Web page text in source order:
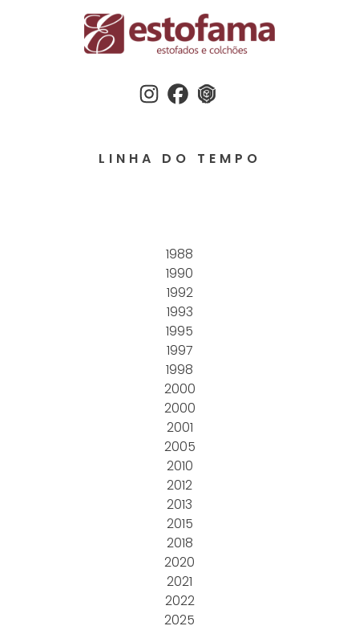
LINHA DO TEMPO
1988
1990
1992
1993
1995
1997
1998
2000
2000
2001
2005
2010
2012
2013
2015
2018
2020
2021
2022
2025